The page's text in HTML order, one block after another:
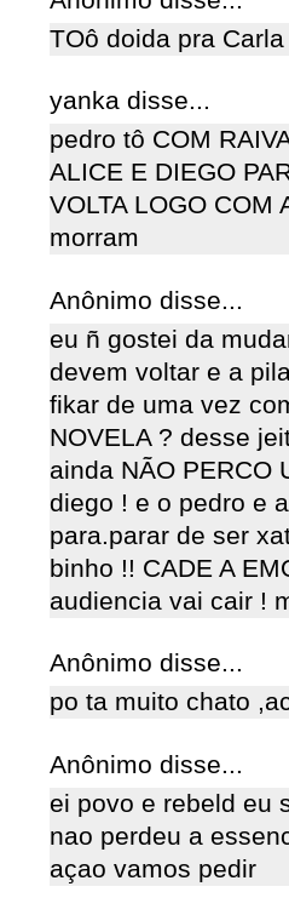
TOô doida pra
yanka disse...
pedro tô COM
ALICE E DIEGO
VOLTA LOGO COM
morram
Anônimo disse...
eu ñ gostei da
devem voltar e a
fikar de uma vez
NOVELA ? desse
ainda NÃO PERCO
diego ! e o pedro e
para.parar de ser
binho !! CADE A
audiencia vai cair !
Anônimo disse...
po ta muito chato
Anônimo disse...
ei povo e rebeld eu
nao perdeu a
açao vamos pedir